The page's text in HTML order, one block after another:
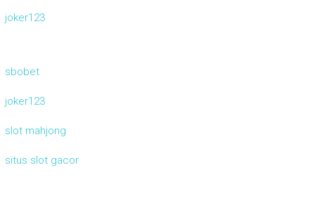
joker123
sbobet
joker123
slot mahjong
situs slot gacor